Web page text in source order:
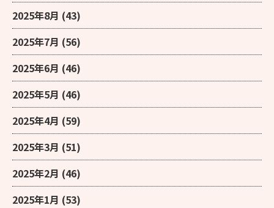
2025年8月 (43)
2025年7月 (56)
2025年6月 (46)
2025年5月 (46)
2025年4月 (59)
2025年3月 (51)
2025年2月 (46)
2025年1月 (53)